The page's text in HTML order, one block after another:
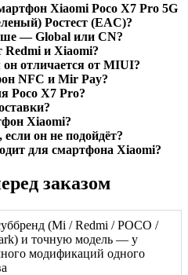
Xiaomi Poco X7 Pro 5G
Ростест (EAC)?
— Global или CN?
Redmi и Xiaomi?
отличается от MIUI?
NFC и Mir Pay?
Poco X7 Pro?
Xiaomi?
он не подойдёт?
для смартфона Xiaomi?
заказом
(Mi / Redmi / POCO /
и точную модель — у
модификаций одного